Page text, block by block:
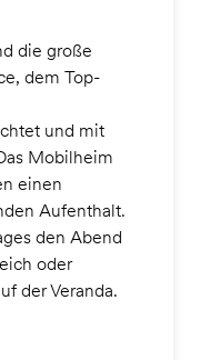
die große
dem Top-
und mit
Mobilheim
einen
Aufenthalt.
den Abend
oder
der Veranda.